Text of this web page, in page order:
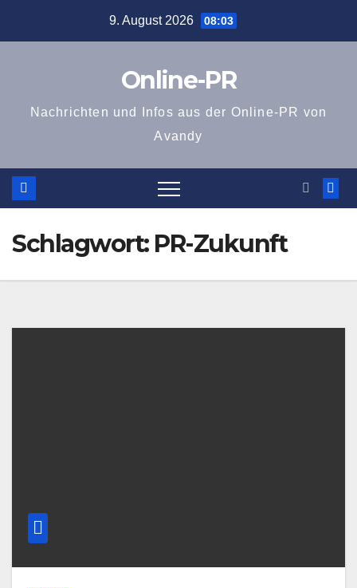
9. August 2026 08:03
Online-PR
Nachrichten und Infos aus der Online-PR von
Avandy
Schlagwort: PR-Zukunft